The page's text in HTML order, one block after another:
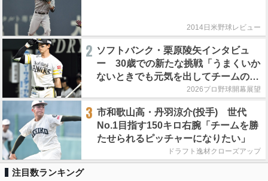
2014日米野球レビュー
2 ソフトバンク・栗原陵矢インタビュ
ー 30歳での新たな挑戦「うまくいか
ないときでも元気を出してチームのた
めにやれるかを常に考えています」
2026プロ野球開幕展望
3 市和歌山高・丹羽涼介(投手) 世代
No.1目指す150キロ右腕「チームを勝
たせられるピッチャーになりたい」
ドラフト逸材クローズアップ
注目数ランキング